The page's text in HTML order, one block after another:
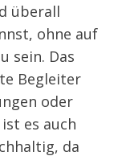
überall
ohne auf
sein. Das
Begleiter
oder
es auch
da